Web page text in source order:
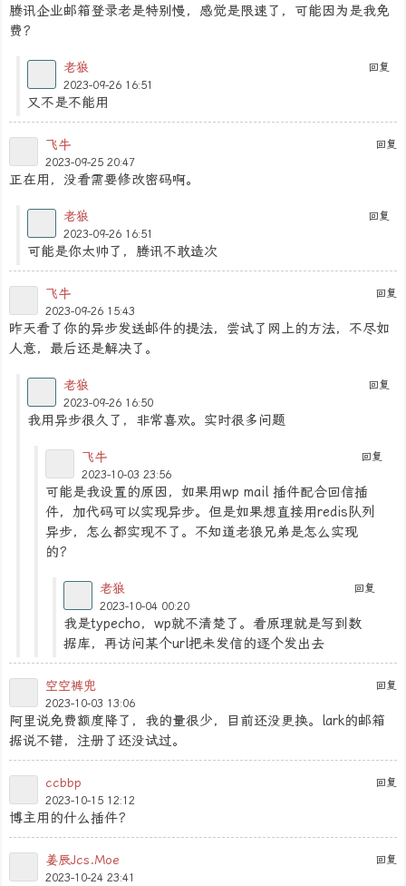
腾讯企业邮箱登录老是特别慢，感觉是限速了，可能因为是我免
费？
回复
老狼
2023-09-26 16:51
又不是不能用
回复
飞牛
2023-09-25 20:47
正在用，没看需要修改密码啊。
回复
老狼
2023-09-26 16:51
可能是你太帅了，腾讯不敢造次
回复
飞牛
2023-09-26 15:43
昨天看了你的异步发送邮件的提法，尝试了网上的方法，不尽如
人意，最后还是解决了。
回复
老狼
2023-09-26 16:50
我用异步很久了，非常喜欢。实时很多问题
回复
飞牛
2023-10-03 23:56
可能是我设置的原因，如果用wp mail 插件配合回信插
件，加代码可以实现异步。但是如果想直接用redis队列
异步，怎么都实现不了。不知道老狼兄弟是怎么实现
的？
回复
老狼
2023-10-04 00:20
我是typecho，wp就不清楚了。看原理就是写到数
据库，再访问某个url把未发信的逐个发出去
回复
空空裤兜
2023-10-03 13:06
阿里说免费额度降了，我的量很少，目前还没更换。lark的邮箱
据说不错，注册了还没试过。
回复
ccbbp
2023-10-15 12:12
博主用的什么插件？
回复
姜辰Jcs.Moe
2023-10-24 23:41